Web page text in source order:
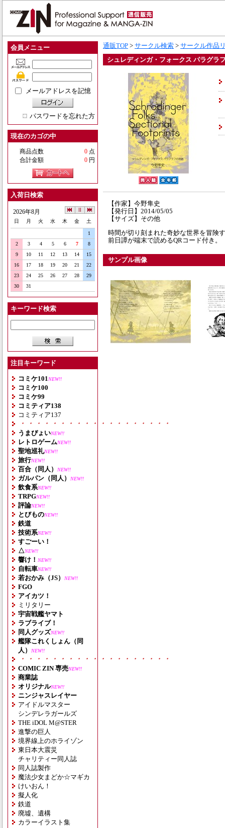
会員メニュー
メールアドレスを記憶
パスワードを忘れた方
現在のカゴの中
商品点数 0 点
合計金額
0 円
入荷日検索
2026年8月
日 月 火 水 木 金 土
1
2
3 4 5 6 7
8
9
10 11 12 13 14
15
16
17 18 19 20 21
22
23
24 25 26 27 28
29
30
31
キーワード検索
注目キーワード
コミケ101 NEW!!
コミケ100
コミケ99
コミティア138
コミティア137
・・・・・・・・・・・・・・・・・・・
うまぴょいNEW!!
レトロゲームNEW!!
聖地巡礼NEW!!
旅行NEW!!
百合（同人） NEW!!
ガルパン（同人） NEW!!
飲食系NEW!!
TRPGNEW!!
評論NEW!!
とびものNEW!!
鉄道
技術系NEW!!
すごーい！
△NEW!!
響け！ NEW!!
自転車NEW!!
若おかみ（JS） NEW!!
FGO
アイカツ！
ミリタリー
宇宙戦艦ヤマト
ラブライブ！
同人グッズNEW!!
艦隊これくしょん（同
人）
NEW!!
・・・・・・・・・・・・・・・・・・・
COMIC ZIN 専売NEW!!
商業誌
オリジナルNEW!!
ニンジャスレイヤー
アイドルマスター
シンデレラガールズ
THE iDOL M@STER
進撃の巨人
境界線上のホライゾン
東日本大震災
チャリティー同人誌
同人誌製作
魔法少女まどか☆マギカ
けいおん！
擬人化
鉄道
廃墟、遺構
カラーイラスト集
通販TOP > サークル検索 > サークル作品
シュレディンガ・フォークス パラグラ
【作家】今野隼史
【発行日】2014/05/05
【サイズ】その他
時間が切り刻まれた奇妙な世界を冒険
前日譚が端末で読めるQRコード付き。
サンプル画像